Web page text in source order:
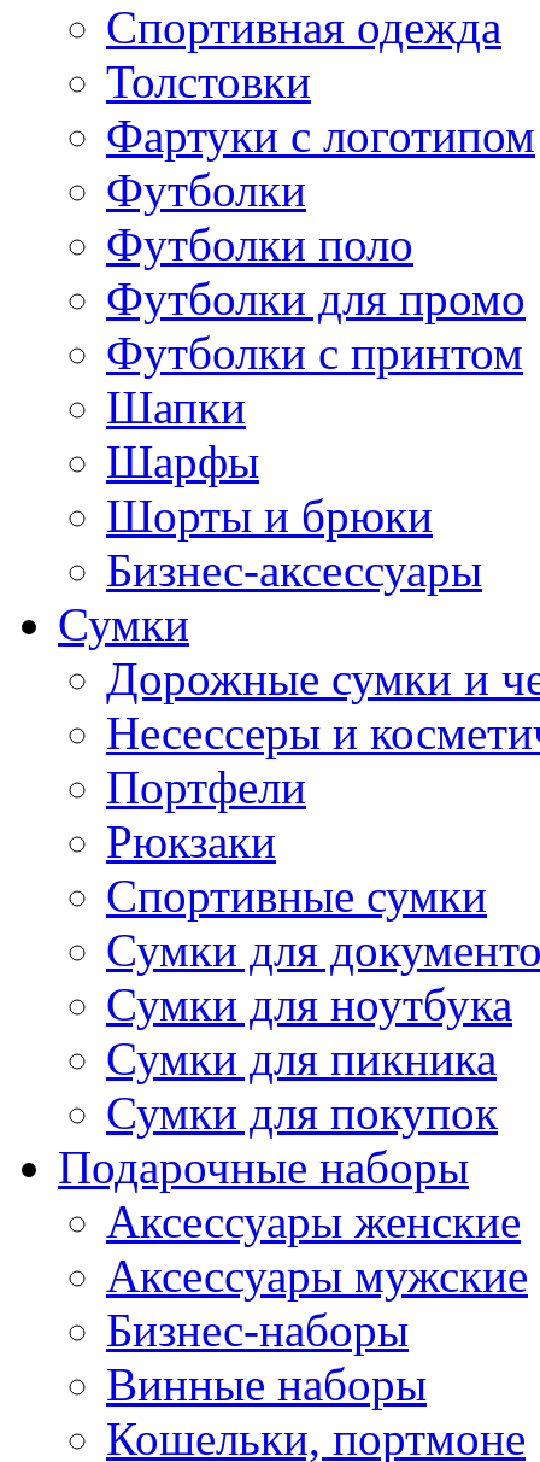
Спортивная одежда
Толстовки
Фартуки с логотипом
Футболки
Футболки поло
Футболки для промо
Футболки с принтом
Шапки
Шарфы
Шорты и брюки
Бизнес-аксессуары
Сумки
Дорожные сумки и
Несессеры и
Портфели
Рюкзаки
Спортивные сумки
Сумки для
Сумки для ноутбука
Сумки для пикника
Сумки для покупок
Подарочные наборы
Аксессуары женские
Аксессуары мужские
Бизнес-наборы
Винные наборы
Кошельки, портмоне